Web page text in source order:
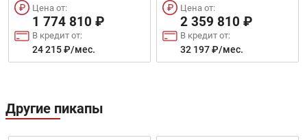
Цена от:
1 774 810 ₽
В кредит от:
24 215 ₽/мес.
Цена от:
2 359 810 ₽
В кредит от:
32 197 ₽/мес.
Другие пикапы